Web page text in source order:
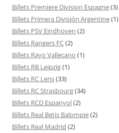
Billets Premiere Division Espagne(3)
Billets Primera División Argentine(1)
Billets PSV Eindhoven (2)
Billets Rangers FC(2)
Billets Rayo Vallecano (1)
Billets RB Leipzig(1)
Billets RC Lens(33)
Billets RC Strasbourg(34)
Billets RCD Espanyol(2)
Billets Real Betis Balompie(2)
Billets Real Madrid (2)